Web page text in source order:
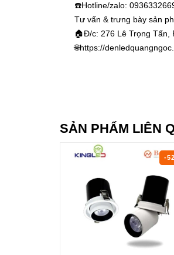
☎️Hotline/zalo:
Tư vấn & trưng bày sản
🏠Đ/c: 276 Lê Trọng Tấn,
🌐https://
SẢN PHẨM LIÊN
-